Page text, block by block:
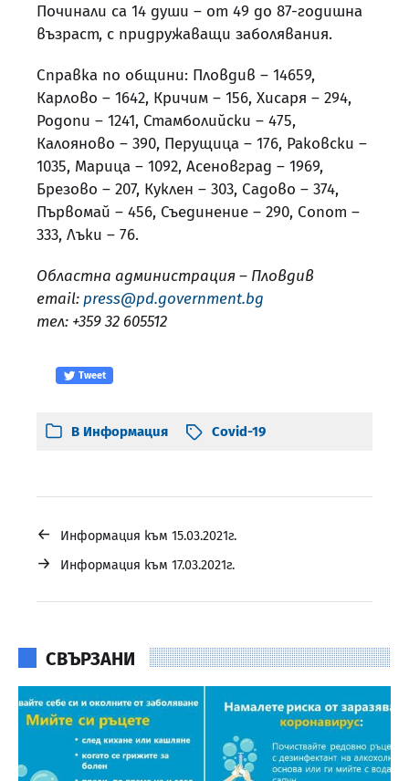
Починали са 14 души – от 49 до 87-годишна
възраст, с придружаващи заболявания.
Справка по общини: Пловдив – 14659,
Карлово – 1642, Кричим – 156, Хисаря – 294,
Родопи – 1241, Стамболийски – 475,
Калояново – 390, Перущица – 176, Раковски –
1035, Марица – 1092, Асеновград – 1969,
Брезово – 207, Куклен – 303, Садово – 374,
Първомай – 456, Съединение – 290, Сопот –
333, Лъки – 76.
Областна администрация – Пловдив
email: press@pd.government.bg
тел: +359 32 605512
Tweet
В Информация Covid-19
← Информация към 15.03.2021г.
→ Информация към 17.03.2021г.
СВЪРЗАНИ